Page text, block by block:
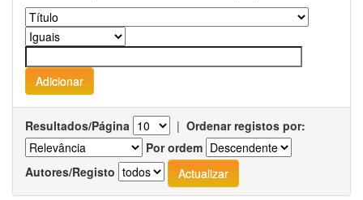
Resultados/Página | Ordenar registos por:
Por ordem
Autores/Registo